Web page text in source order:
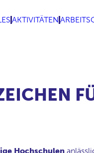
AKTIVITÄTEN
Hochschulen